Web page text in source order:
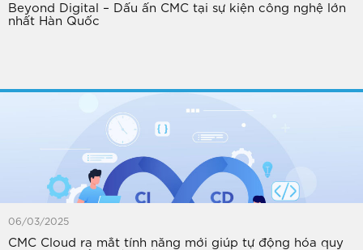
Beyond Digital – Dấu ấn CMC tại sự kiện công nghệ lớn
nhất Hàn Quốc
06/03/2025
CMC Cloud ra mắt tính năng mới giúp tự động hóa quy